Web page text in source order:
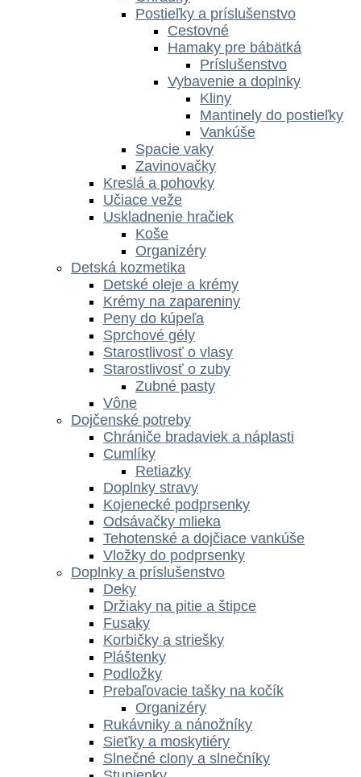
Postieľky a príslušenstvo
Cestovné
Hamaky pre bábätká
Príslušenstvo
Vybavenie a doplnky
Kliny
Mantinely do postieľky
Vankúše
Spacie vaky
Zavinovačky
Kreslá a pohovky
Učiace veže
Uskladnenie hračiek
Koše
Organizéry
Detská kozmetika
Detské oleje a krémy
Krémy na zapareniny
Peny do kúpeľa
Sprchové gély
Starostlivosť o vlasy
Starostlivosť o zuby
Zubné pasty
Vône
Dojčenské potreby
Chrániče bradaviek a náplasti
Cumlíky
Retiazky
Doplnky stravy
Kojenecké podprsenky
Odsávačky mlieka
Tehotenské a dojčiace vankúše
Vložky do podprsenky
Doplnky a príslušenstvo
Deky
Držiaky na pitie a štipce
Fusaky
Korbičky a striešky
Pláštenky
Podložky
Prebaľovacie tašky na kočík
Organizéry
Rukávniky a nánožníky
Sieťky a moskytiéry
Slnečné clony a slnečníky